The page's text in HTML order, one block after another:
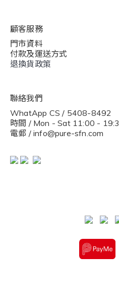
顧客服務
門市資料
付款及運送方式
退換貨政策
聯絡我們
WhatApp CS / 5408-8492
時間 / Mon - Sat 11:00 -
電郵 / info@pure-sfn.com